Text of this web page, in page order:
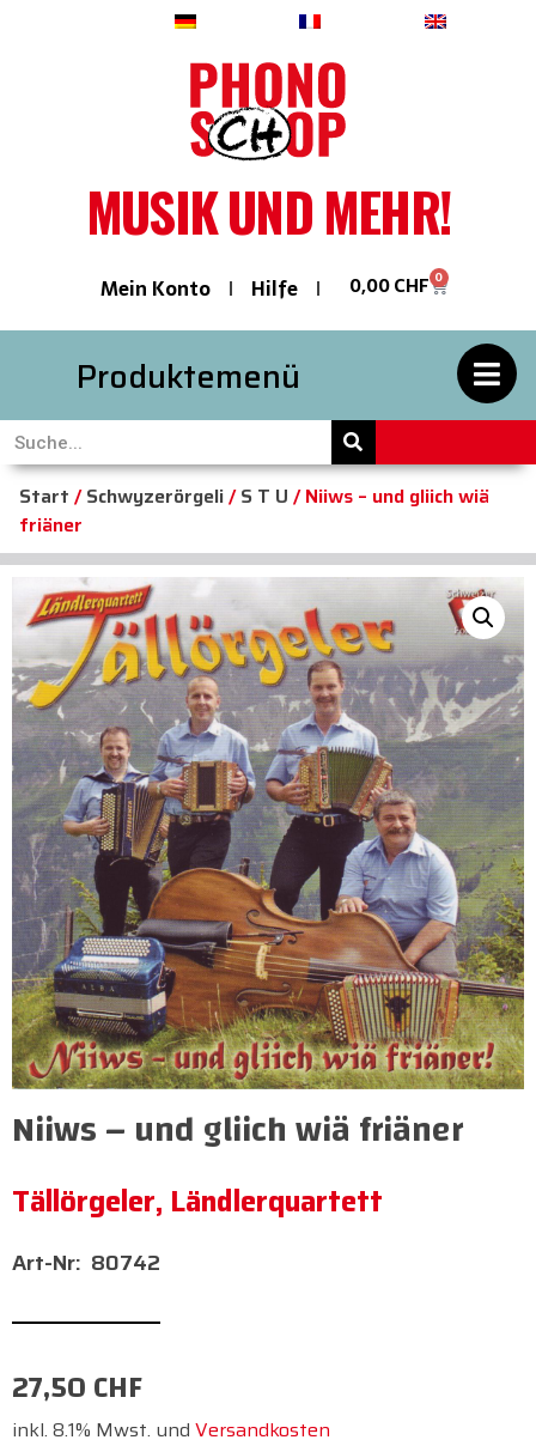
MUSIK UND MEHR!
Mein Konto Hilfe 0,00CHF 0
Produktemenü
Start /Schwyzerörgeli/S T U / Niiws – und gliich wiä
friäner
Niiws – und gliich wiä friäner
Tällörgeler, Ländlerquartett
80742
27,50CHF
inkl. 8.1% Mwst. und Versandkosten